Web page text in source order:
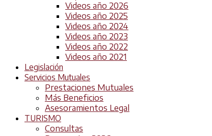
Videos año 2026
Videos año 2025
Videos año 2024
Videos año 2023
Videos año 2022
Videos año 2021
Legislación
Servicios Mutuales
Prestaciones Mutuales
Más Beneficios
Asesoramientos Legal
TURISMO
Consultas